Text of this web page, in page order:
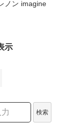
ノン imagine
示
検索